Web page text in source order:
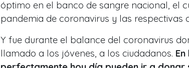
óptimo en el banco de sangre nacional, el
pandemia de coronavirus y las respectivas
Y fue durante el balance del coronavirus
llamado a los jóvenes, a los ciudadanos.